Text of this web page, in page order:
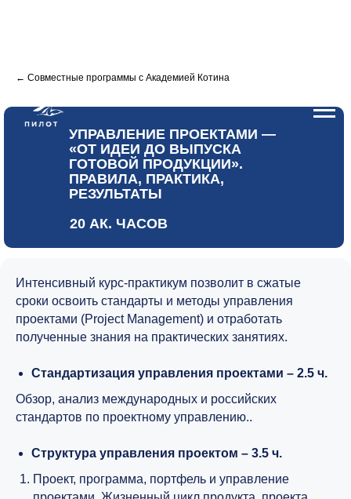
← Совместные программы с Академией Котина
УПРАВЛЕНИЕ ПРОЕКТАМИ —
«ОТ ИДЕИ ДО ВЫПУСКА
ГОТОВОЙ ПРОДУКЦИИ».
ПРАВИЛА, ПРАКТИКА,
РЕЗУЛЬТАТЫ
20 АК. ЧАСОВ
Интенсивный курс-практикум позволит в сжатые
сроки освоить стандарты и методы управления
проектами (Project Management) и отработать
полученные знания на практических занятиях.
Стандартизация управления проектами – 2.5 ч.
Обзор, анализ международных и российских
стандартов по проектному управлению..
Структура управления проектом – 3.5 ч.
Проект, программа, портфель и управление